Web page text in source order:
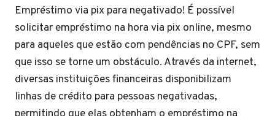
Empréstimo via pix para negativado! É possível
solicitar empréstimo na hora via pix online, mesmo
para aqueles que estão com pendências no CPF, sem
que isso se torne um obstáculo. Através da internet,
diversas instituições financeiras disponibilizam
linhas de crédito para pessoas negativadas,